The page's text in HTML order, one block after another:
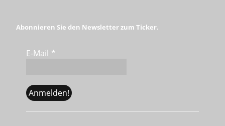
Abonnieren Sie den Newsletter zum Ticker.
E-Mail *